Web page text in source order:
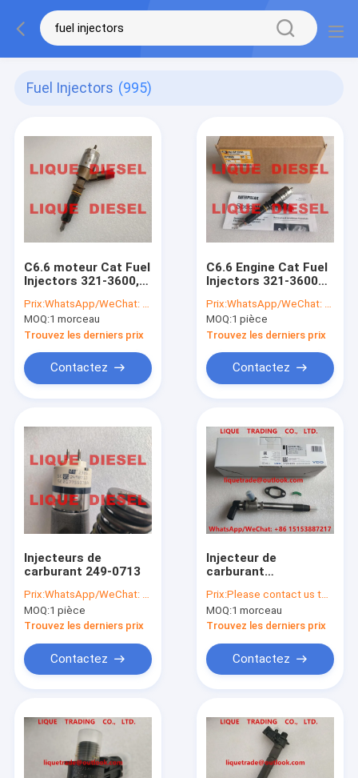
Fuel Injectors (995)
C6.6 moteur Cat Fuel
Injectors 321-3600,
Injectors 2645A752,
2645A753
Prix:WhatsApp/WeChat: +86-15153887217
MOQ:1 morceau
Trouvez les derniers prix
Contactez
C6.6 Engine Cat Fuel
Injectors 321-3600
Injectors 2645A753
Prix:WhatsApp/WeChat: +86-15153887217
MOQ:1 pièce
Trouvez les derniers prix
Contactez
Injecteurs de
carburant 249-0713
Prix:WhatsApp/WeChat: +86-15153887217
MOQ:1 pièce
Trouvez les derniers prix
Contactez
Injecteur de
carburant
5WS40249 de VDO
pour FORD 4H2Q-
9K546-AF, LAND
Prix:Please contact us to get newest price.
MOQ:1 morceau
Trouvez les derniers prix
Contactez